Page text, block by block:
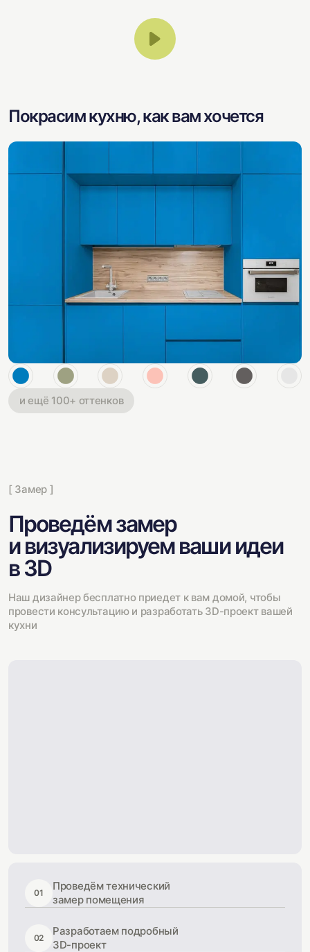
Покрасим кухню, как вам хочется
и ещё 100+ оттенков
[ Замер ]
Проведём замер
и визуализируем ваши идеи
в 3D
Наш дизайнер бесплатно приедет к вам домой, чтобы
провести консультацию и разработать 3D-проект вашей
кухни
01
Проведём технический
замер помещения
02
Разработаем подробный
3D-проект